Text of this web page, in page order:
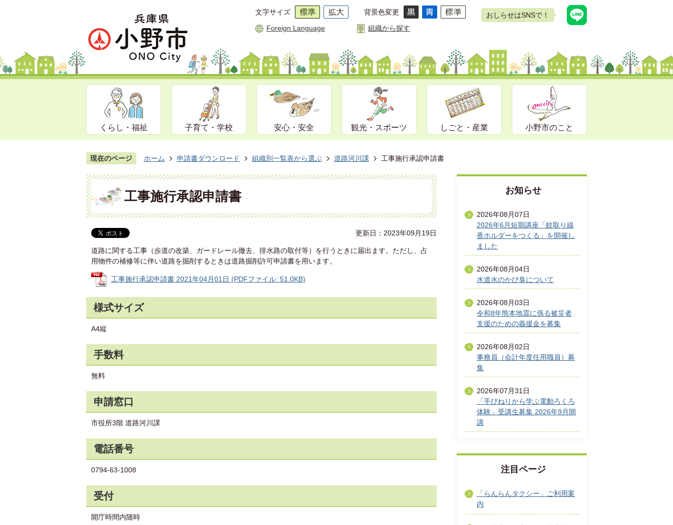
文字サイズ 背景色変更
Foreign Language 組織から探す
おしらせはSNSで！
くらし・福祉 子育て・学校 安心・安全 観光・スポーツ しごと・産業 小野市のこと
現在のページ ホーム 申請書ダウンロード 組織別一覧表から選ぶ 道路河川課 工事施行承認申請書
工事施行承認申請書
更新日：2023年09月19日
道路に関する工事（歩道の改築、ガードレール撤去、排水路の取付等）を行うときに届出ます。ただし、占
用物件の補修等に伴い道路を掘削するときは道路掘削許可申請書を用います。
工事施行承認申請書 2021年04月01日 (PDFファイル: 51.0KB)
様式サイズ
A4縦
手数料
無料
申請窓口
市役所3階 道路河川課
電話番号
0794-63-1008
受付
開庁時間内随時
お知らせ
2026年08月07日
2026年6月短期講座「蚊取り線
香ホルダーをつくる」を開催し
ました
2026年08月04日
水道水のかび臭について
2026年08月03日
令和8年熊本地震に係る被災者
支援のための義援金を募集
2026年08月02日
事務員（会計年度任用職員）募
集
2026年07月31日
「手びねりから学ぶ電動ろくろ
体験」受講生募集 2026年9月開
講
注目ページ
「らんらんタクシー」ご利用案
内